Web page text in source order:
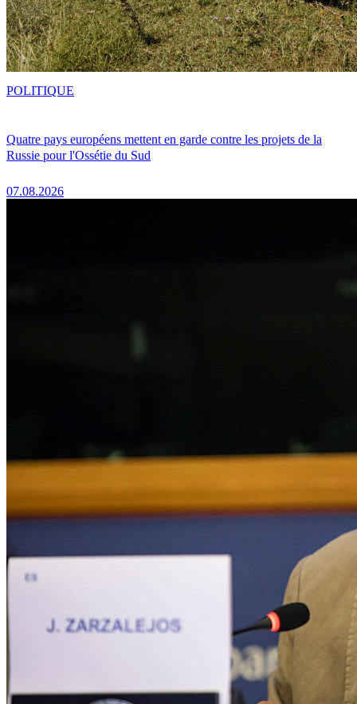
Quatre pays européens mettent en garde contre les projets de la
Russie pour l'Ossétie du Sud
07.08.2026
POLITIQUE